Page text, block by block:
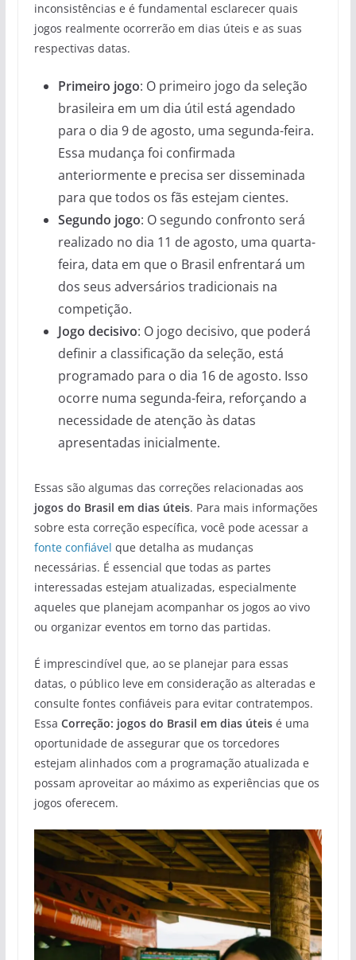
inconsistências e é fundamental esclarecer quais
jogos realmente ocorrerão em dias úteis e as suas
respectivas datas.
Primeiro jogo: O primeiro jogo da seleção
brasileira em um dia útil está agendado
para o dia 9 de agosto, uma segunda-feira.
Essa mudança foi confirmada
anteriormente e precisa ser disseminada
para que todos os fãs estejam cientes.
Segundo jogo: O segundo confronto será
realizado no dia 11 de agosto, uma quarta-
feira, data em que o Brasil enfrentará um
dos seus adversários tradicionais na
competição.
Jogo decisivo: O jogo decisivo, que poderá
definir a classificação da seleção, está
programado para o dia 16 de agosto. Isso
ocorre numa segunda-feira, reforçando a
necessidade de atenção às datas
apresentadas inicialmente.
Essas são algumas das correções relacionadas aos
jogos do Brasil em dias úteis. Para mais informações
sobre esta correção específica, você pode acessar a
fonte confiável que detalha as mudanças
necessárias. É essencial que todas as partes
interessadas estejam atualizadas, especialmente
aqueles que planejam acompanhar os jogos ao vivo
ou organizar eventos em torno das partidas.
É imprescindível que, ao se planejar para essas
datas, o público leve em consideração as alteradas e
consulte fontes confiáveis para evitar contratempos.
Essa Correção: jogos do Brasil em dias úteisé uma
oportunidade de assegurar que os torcedores
estejam alinhados com a programação atualizada e
possam aproveitar ao máximo as experiências que os
jogos oferecem.